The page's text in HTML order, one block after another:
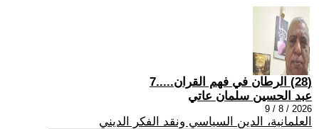
(28) الرطان في فهم القران.....7
عبد الحسين سلمان عاتي
2026 / 8 / 9
العلمانية، الدين السياسي ونقد الفكر الديني